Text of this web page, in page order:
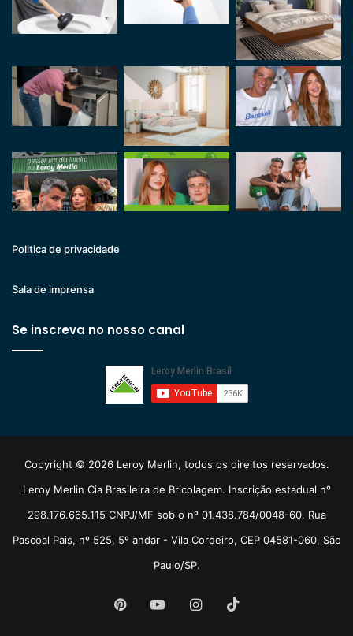
Politica de privacidade
Sala de imprensa
Se inscreva no nosso canal
Copyright © 2026 Leroy Merlin, todos os direitos reservados.
Leroy Merlin Cia Brasileira de Bricolagem. Inscrição estadual nº
298.176.665.115 CNPJ/MF sob o nº 01.438.784/0048-60. Rua
Pascoal Pais, nº 525, 5º andar - Vila Cordeiro, CEP 04581-060, São
Paulo/SP.
PinterestYouTubeInstagram